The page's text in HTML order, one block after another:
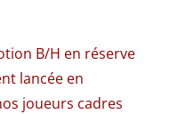
B/H en réserve
lancée en
joueurs cadres